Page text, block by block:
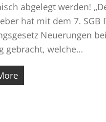
abgelegt werden!
hat mit dem 7. SGB
Neuerungen
gebracht, welche…